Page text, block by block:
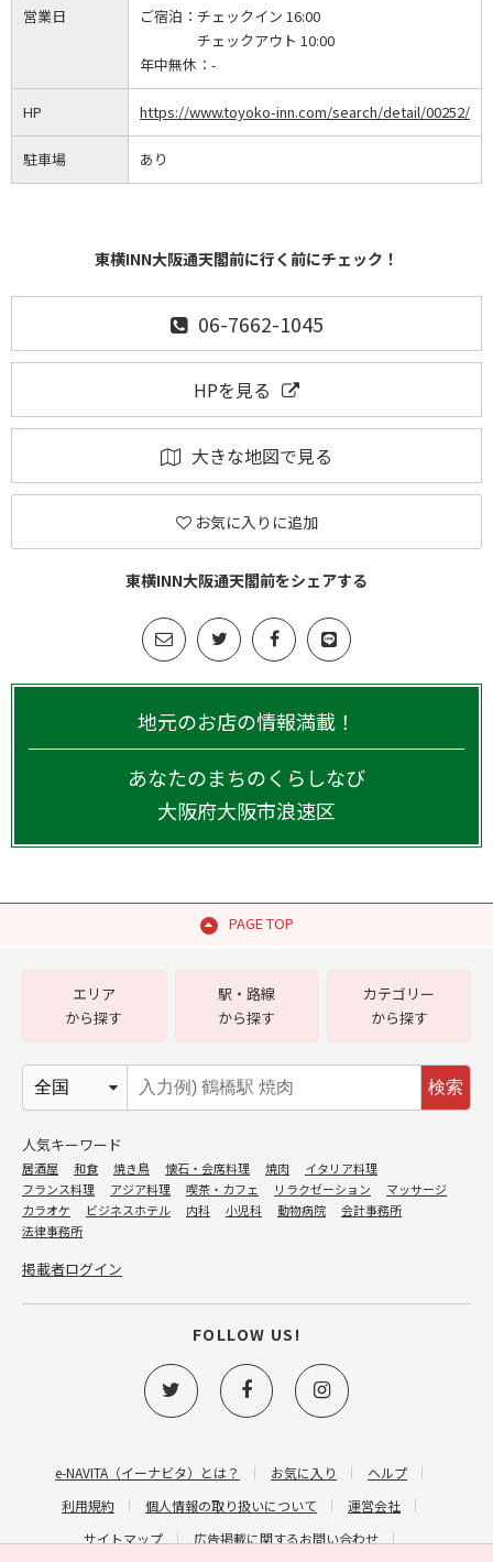
営業日 ご宿泊： チェックイン 16:00
チェックアウト 10:00
年中無休： -
HP https://www.toyoko-inn.com/search/detail/00252/
駐車場 あり
東横INN大阪通天閣前に行く前にチェック！
06-7662-1045
HPを見る
大きな地図で見る
お気に入りに追加
東横INN大阪通天閣前をシェアする
地元のお店の情報満載！
あなたのまちのくらしなび
大阪府大阪市浪速区
PAGE TOP
e-NAVITA（イーナビタ）とは？ お気に入り
ヘルプ
利用規約
個人情報の取り扱いについて
運営会社
サイトマップ
広告掲載に関するお問い合わせ
エリア
から探す
駅・路線
から探す
カテゴリー
から探す
検索
人気キーワード
居酒屋 和食 焼き鳥 懐石・会席料理 焼肉
イタリア料理
フランス料理
アジア料理 喫茶・カフェ リラクゼーション
マッサージ
カラオケ
ビジネスホテル 内科 小児科 動物病院
会計事務所
法律事務所
掲載者ログイン
FOLLOW US!